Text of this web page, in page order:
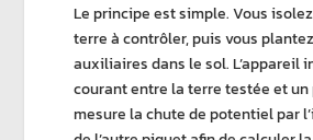
Le principe est simple. Vous
terreà contrôler, puis vous
auxiliaires dans le sol. L’appareil
courant entre la terre testée et un
mesure la chute de potentiel par